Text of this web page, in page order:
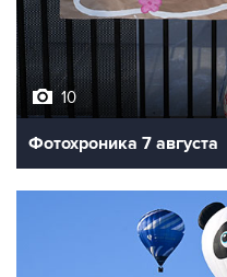
10
Фотохроника 7 августа